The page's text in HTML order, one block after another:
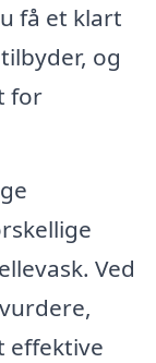
få et klart
og
for
Ved
effektive